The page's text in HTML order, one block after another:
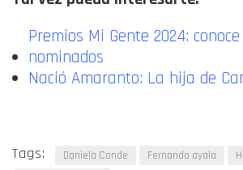
Premios Mi Gente 2024:
nominados
Nació Amaranto: La hija de
Tags: Daniela Conde Fernando ayala